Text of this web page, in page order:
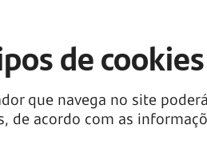
de
que navega no site
de acordo com as